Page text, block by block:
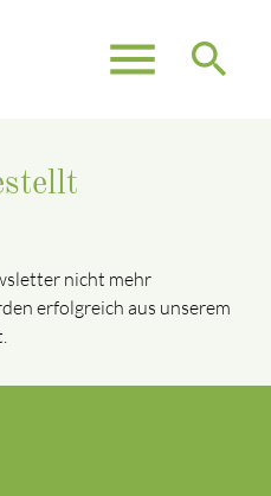
menu search
nicht mehr
erfolgreich aus unserem